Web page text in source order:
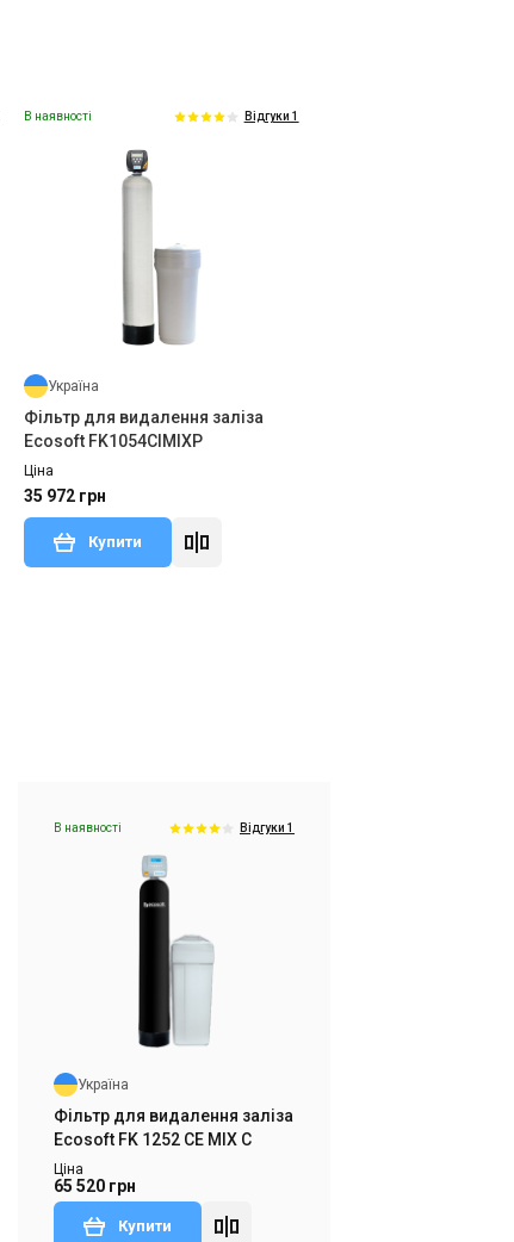
В наявності Відгуки 1
Україна
Фільтр для видалення заліза
Ecosoft FK1054CIMIXP
Ціна
35 972 грн
Купити
Фільтр для видалення заліза
Купити
Знятий з виробництва
В наявності Відгуки 1
Україна
Фільтр для видалення заліза
Ecosoft FK 1252 CE MIX C
Ціна
65 520 грн
Купити